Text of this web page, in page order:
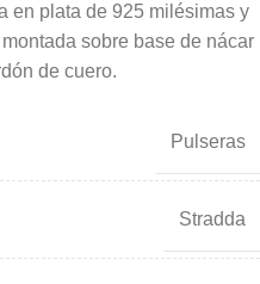
en plata de 925 milésimas y
sobre base de nácar
de cuero.
Pulseras
Stradda